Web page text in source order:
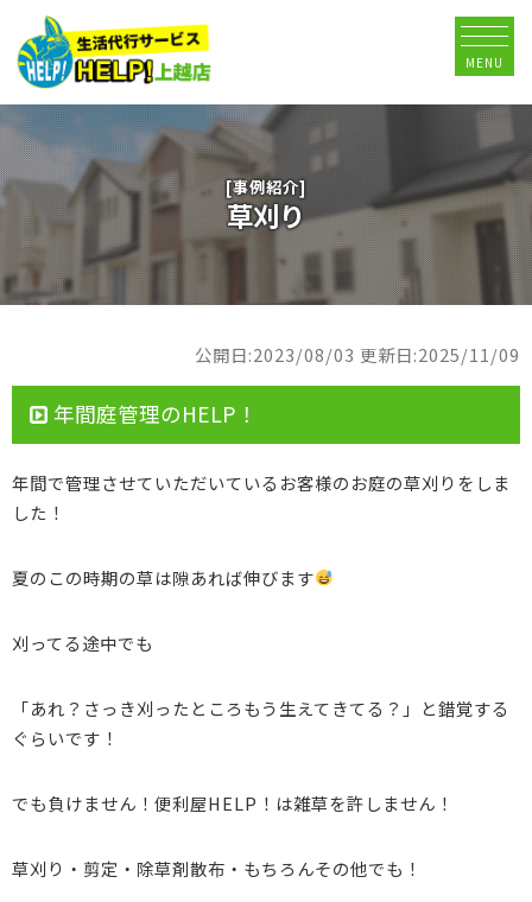
MENU
[事例紹介]
草刈り
公開日:2023/08/03 更新日:2025/11/09
年間庭管理のHELP！
年間で管理させていただいているお客様のお庭の草刈りをしま
した！
夏のこの時期の草は隙あれば伸びます
刈ってる途中でも
「あれ？さっき刈ったところもう生えてきてる？」と錯覚する
ぐらいです！
でも負けません！便利屋HELP！は雑草を許しません！
草刈り・剪定・除草剤散布・もちろんその他でも！